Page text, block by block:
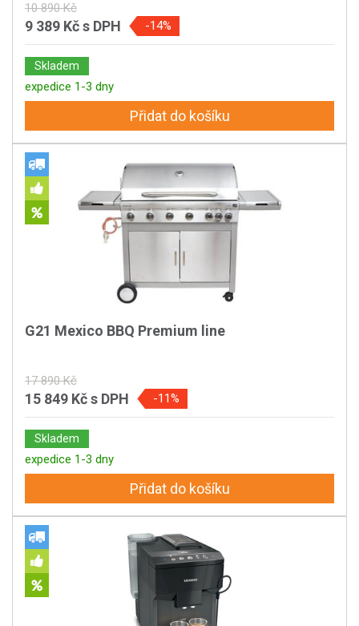
10 890 Kč
9 389 Kčs DPH -14%
Skladem
expedice 1-3 dny
Přidat do košíku
G21 Mexico BBQ Premium line
17 890 Kč
15 849 Kčs DPH -11%
Skladem
expedice 1-3 dny
Přidat do košíku